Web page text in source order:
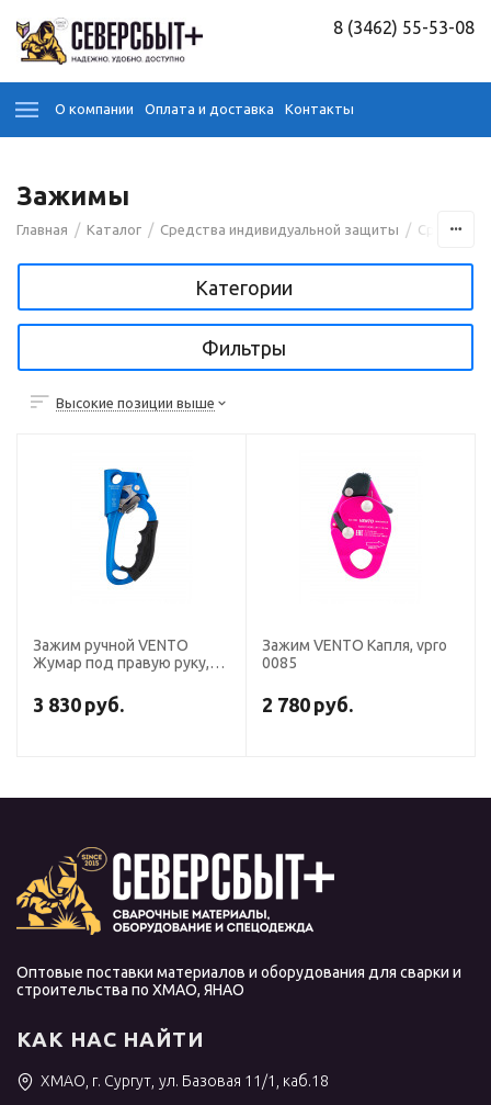
8 (3462) 55-53-08
О компании Оплата и доставка Контакты
Зажимы
Главная / Каталог / Средства индивидуальной защиты / Средства
Категории
Фильтры
Высокие позиции выше
Зажим ручной VENTO
Жумар под правую руку,
3 830 руб.
Зажим VENTO Капля, vpro
0085
2 780 руб.
Оптовые поставки материалов и оборудования для сварки и
строительства по ХМАО, ЯНАО
КАК НАС НАЙТИ
ХМАО, г. Сургут, ул. Базовая 11/1, каб.18